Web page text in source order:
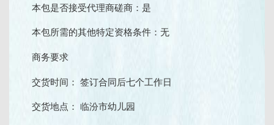
本包是否接受代理商磋商：是
本包所需的其他特定资格条件：无
商务要求
交货时间： 签订合同后七个工作日
交货地点： 临汾市幼儿园